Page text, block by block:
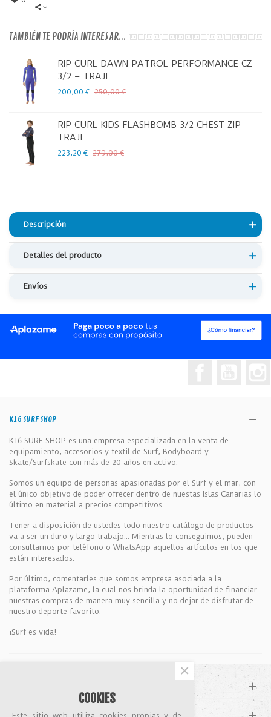
TAMBIÉN TE PODRÍA INTERESAR...
RIP CURL DAWN PATROL PERFORMANCE CZ
3/2 – TRAJE...
200,00 € 250,00 €
RIP CURL KIDS FLASHBOMB 3/2 CHEST ZIP –
TRAJE...
223,20 € 279,00 €
Descripción
Detalles del producto
Envíos
K16 SURF SHOP
K16 SURF SHOP es una empresa especializada en la venta de
equipamiento, accesorios y textil de Surf, Bodyboard y
Skate/Surfskate con más de 20 años en activo.
Somos un equipo de personas apasionadas por el Surf y el mar, con
el único objetivo de poder ofrecer dentro de nuestas Islas Canarias lo
último en material a precios competitivos.
Tener a disposición de ustedes todo nuestro catálogo de productos
va a ser un duro y largo trabajo... Mientras lo conseguimos, pueden
consultarnos por teléfono o WhatsApp aquellos artículos en los que
están interesados.
Por último, comentarles que somos empresa asociada a la
plataforma Aplazame, la cual nos brinda la oportunidad de financiar
nuestras compras de manera muy sencilla y no dejar de disfrutar de
nuestro deporte favorito.
¡Surf es vida!
COOKIES
×